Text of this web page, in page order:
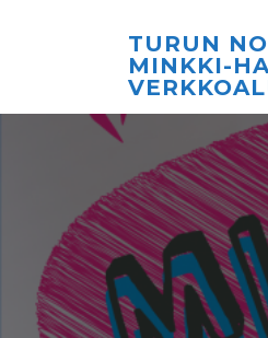
TURUN
MINKKI-